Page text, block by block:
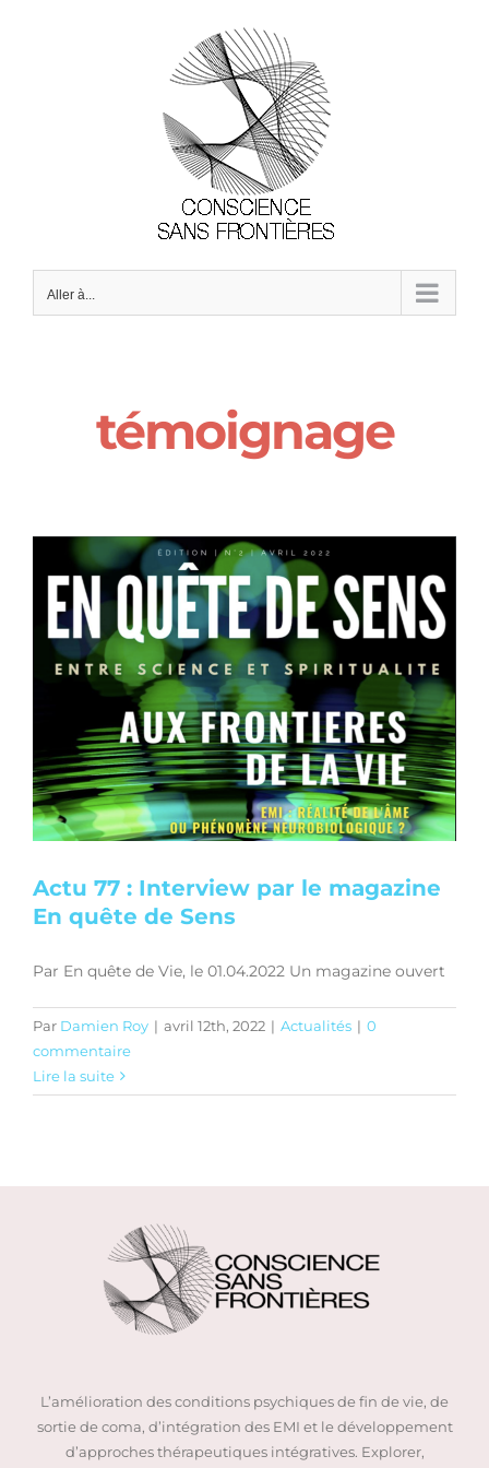
Aller à...
témoignage
Actu 77 : Interview par le magazine
En quête de Sens
Par En quête de Vie, le 01.04.2022 Un magazine ouvert
Par Damien Roy | avril 12th, 2022 | Actualités | 0
commentaire
Lire la suite
L’amélioration des conditions psychiques de fin de vie, de
sortie de coma, d’intégration des EMI et le développement
d’approches thérapeutiques intégratives. Explorer,